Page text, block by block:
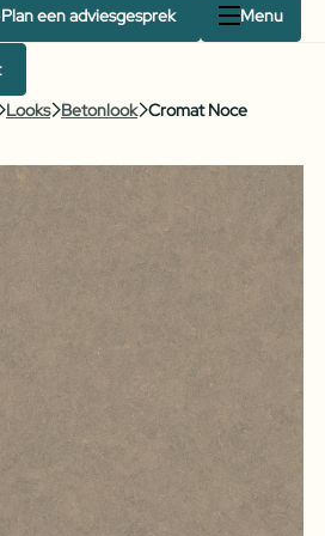
Plan een adviesgesprek Menu
Looks Betonlook Cromat Noce